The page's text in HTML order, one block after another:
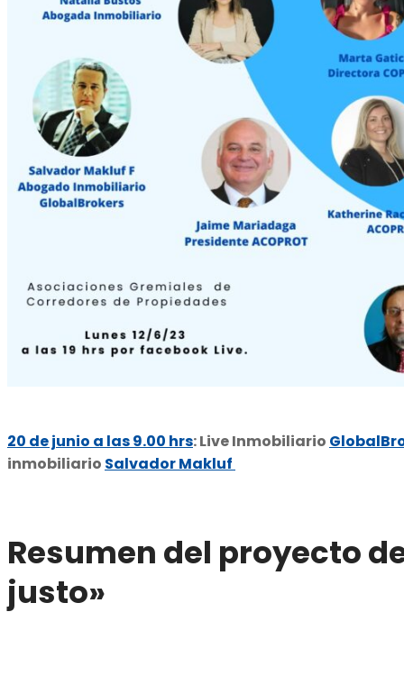
20 de junio a las 9.00 hrs: Live Inmobiliario
inmobiliario Salvador Makluf
Resumen del proyecto
justo»